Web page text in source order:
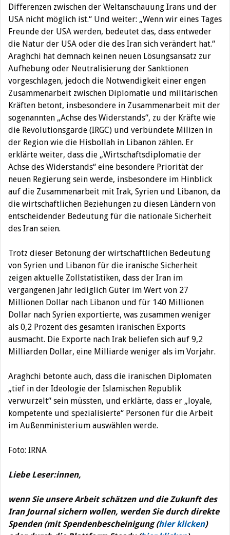
Differenzen zwischen der Weltanschauung Irans und der
USA nicht möglich ist.“ Und weiter: „Wenn wir eines Tages
Freunde der USA werden, bedeutet das, dass entweder
die Natur der USA oder die des Iran sich verändert hat.“
Araghchi hat demnach keinen neuen Lösungsansatz zur
Aufhebung oder Neutralisierung der Sanktionen
vorgeschlagen, jedoch die Notwendigkeit einer engen
Zusammenarbeit zwischen Diplomatie und militärischen
Kräften betont, insbesondere in Zusammenarbeit mit der
sogenannten „Achse des Widerstands“, zu der Kräfte wie
die Revolutionsgarde (IRGC) und verbündete Milizen in
der Region wie die Hisbollah in Libanon zählen. Er
erklärte weiter, dass die „Wirtschaftsdiplomatie der
Achse des Widerstands“ eine besondere Priorität der
neuen Regierung sein werde, insbesondere im Hinblick
auf die Zusammenarbeit mit Irak, Syrien und Libanon, da
die wirtschaftlichen Beziehungen zu diesen Ländern von
entscheidender Bedeutung für die nationale Sicherheit
des Iran seien.
Trotz dieser Betonung der wirtschaftlichen Bedeutung
von Syrien und Libanon für die iranische Sicherheit
zeigen aktuelle Zollstatistiken, dass der Iran im
vergangenen Jahr lediglich Güter im Wert von 27
Millionen Dollar nach Libanon und für 140 Millionen
Dollar nach Syrien exportierte, was zusammen weniger
als 0,2 Prozent des gesamten iranischen Exports
ausmacht. Die Exporte nach Irak beliefen sich auf 9,2
Milliarden Dollar, eine Milliarde weniger als im Vorjahr.
Araghchi betonte auch, dass die iranischen Diplomaten
„tief in der Ideologie der Islamischen Republik
verwurzelt“ sein müssten, und erklärte, dass er „loyale,
kompetente und spezialisierte“ Personen für die Arbeit
im Außenministerium auswählen werde.
Foto: IRNA
Liebe Leser:innen,
wenn Sie unsere Arbeit schätzen und die Zukunft des
Iran Journal sichern wollen, werden Sie durch direkte
Spenden (mit Spendenbescheinigung (hier klicken)